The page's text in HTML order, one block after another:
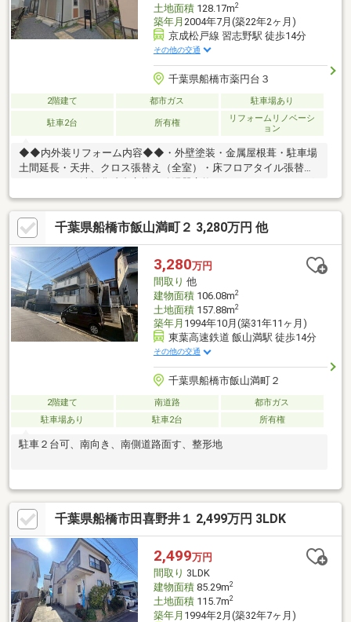
土地面積128.17m2
築年月 2004年7月(築22年2ヶ月)
京成松戸線 習志野駅 徒歩14分
その他の交通
千葉県船橋市薬円台３
2階建て 都市ガス 駐車場あり
駐車2台 所有権
リフォームリノベーシ
ョン
◆◆内外装リフォーム内容◆◆・外壁塗装・金属屋根葺・駐車場
土間延長・天井、クロス張替え（全室）・床フロアタイル張替
等
千葉県船橋市飯山満町２ 3,280万円 他
3,280万円
間取り 他
建物面積106.08m2
土地面積157.88m2
築年月 1994年10月(築31年11ヶ月)
東葉高速鉄道 飯山満駅 徒歩14分
その他の交通
千葉県船橋市飯山満町２
2階建て 南道路
都市ガス
駐車場あり
駐車2台 所有権
駐車２台可、南向き、南側道路面す、整形地
千葉県船橋市田喜野井１ 2,499万円 3LDK
2,499万円
間取り 3LDK
建物面積85.29m2
土地面積115.7m2
築年月 1994年2月(築32年7ヶ月)